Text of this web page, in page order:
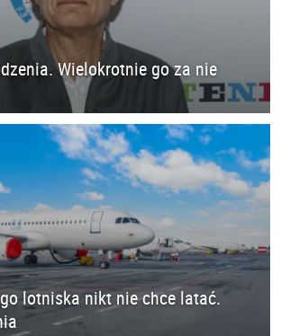
Wielokrotnie go za nie
lotniska nikt nie chce latać.